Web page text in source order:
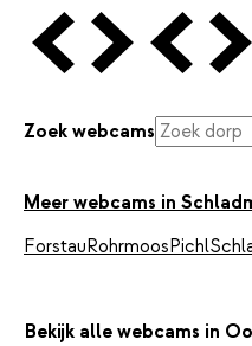
Vorige Webcam
Volgende Webcam
Vorige
Zoek webcams
Meer webcams in
ForstauRohrmoosPichl
Bekijk alle webcams in